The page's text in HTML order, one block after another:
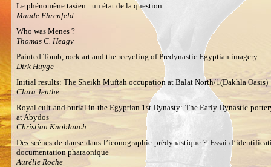
Le phénomène tasien : un état de la question
Maude Ehrenfeld
Who was Menes ?
Thomas C. Heagy
Painted Tomb, rock art and the recycling of Predynastic Egyptian imagery
Dirk Huyge
Initial results: The Sheikh Muftah occupation at Balat North/1(Dakhla Oasis)
Clara Jeuthe
Royal cult and burial in the Egyptian 1st Dynasty: The Early Dynastic
at Abydos
Christian Knoblauch
Des scènes de danse dans l’iconographie prédynastique ? Essai
documentation pharaonique
Aurélie Roche